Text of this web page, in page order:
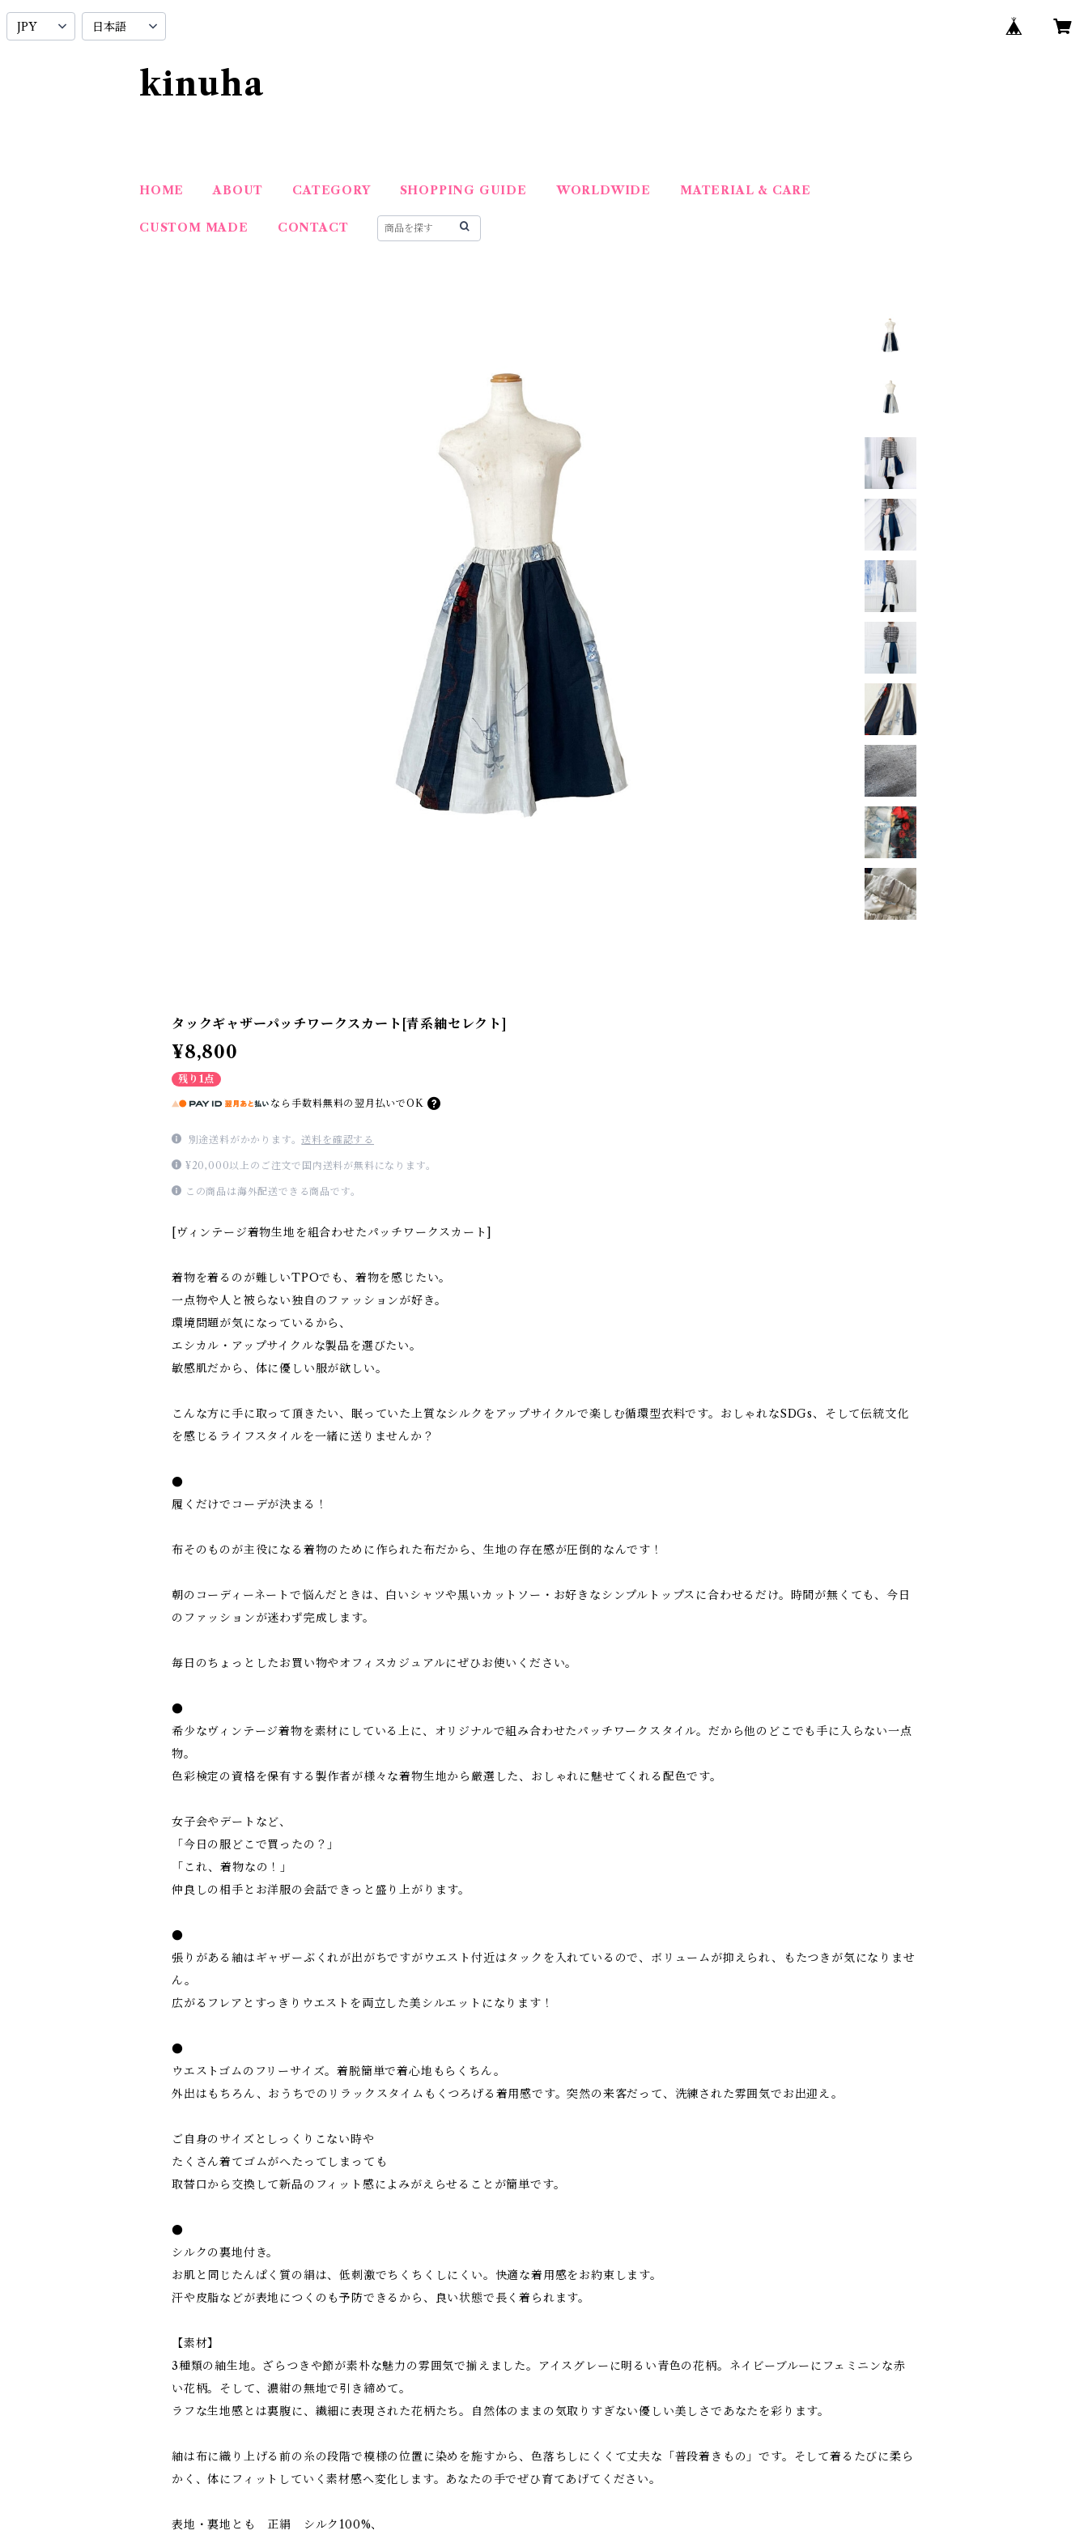
kinuha
HOME ABOUT CATEGORY SHOPPING GUIDE WORLDWIDE MATERIAL & CARE
CUSTOM MADE CONTACT
タックギャザーパッチワークスカート[青系紬セレクト]
¥8,800
残り1点
なら 手数料無料の 翌月払いでOK
別途送料がかかります。送料を確認する
¥20,000以上のご注文で国内送料が無料になります。
この商品は海外配送できる商品です。
[ヴィンテージ着物生地を組合わせたパッチワークスカート]
着物を着るのが難しいTPOでも、着物を感じたい。
一点物や人と被らない独自のファッションが好き。
環境問題が気になっているから、
エシカル・アップサイクルな製品を選びたい。
敏感肌だから、体に優しい服が欲しい。
こんな方に手に取って頂きたい、眠っていた上質なシルクをアップサイクルで楽しむ循環型衣料です。おしゃれなSDGs、そして伝統文化
を感じるライフスタイルを一緒に送りませんか？
●
履くだけでコーデが決まる！
布そのものが主役になる着物のために作られた布だから、生地の存在感が圧倒的なんです！
朝のコーディーネートで悩んだときは、白いシャツや黒いカットソー・お好きなシンプルトップスに合わせるだけ。時間が無くても、今日
のファッションが迷わず完成します。
毎日のちょっとしたお買い物やオフィスカジュアルにぜひお使いください。
●
希少なヴィンテージ着物を素材にしている上に、オリジナルで組み合わせたパッチワークスタイル。だから他のどこでも手に入らない一点
物。
色彩検定の資格を保有する製作者が様々な着物生地から厳選した、おしゃれに魅せてくれる配色です。
女子会やデートなど、
「今日の服どこで買ったの？」
「これ、着物なの！」
仲良しの相手とお洋服の会話できっと盛り上がります。
●
張りがある紬はギャザーぶくれが出がちですがウエスト付近はタックを入れているので、ボリュームが抑えられ、もたつきが気になりませ
ん。
広がるフレアとすっきりウエストを両立した美シルエットになります！
●
ウエストゴムのフリーサイズ。着脱簡単で着心地もらくちん。
外出はもちろん、おうちでのリラックスタイムもくつろげる着用感です。突然の来客だって、洗練された雰囲気でお出迎え。
ご自身のサイズとしっくりこない時や
たくさん着てゴムがへたってしまっても
取替口から交換して新品のフィット感によみがえらせることが簡単です。
●
シルクの裏地付き。
お肌と同じたんぱく質の絹は、低刺激でちくちくしにくい。快適な着用感をお約束します。
汗や皮脂などが表地につくのも予防できるから、良い状態で長く着られます。
【素材】
3種類の紬生地。ざらつきや節が素朴な魅力の雰囲気で揃えました。アイスグレーに明るい青色の花柄。ネイビーブルーにフェミニンな赤
い花柄。そして、濃紺の無地で引き締めて。
ラフな生地感とは裏腹に、繊細に表現された花柄たち。自然体のままの気取りすぎない優しい美しさであなたを彩ります。
紬は布に織り上げる前の糸の段階で模様の位置に染めを施すから、色落ちしにくくて丈夫な「普段着きもの」です。そして着るたびに柔ら
かく、体にフィットしていく素材感へ変化します。あなたの手でぜひ育てあげてください。
表地・裏地とも 正絹 シルク100%、